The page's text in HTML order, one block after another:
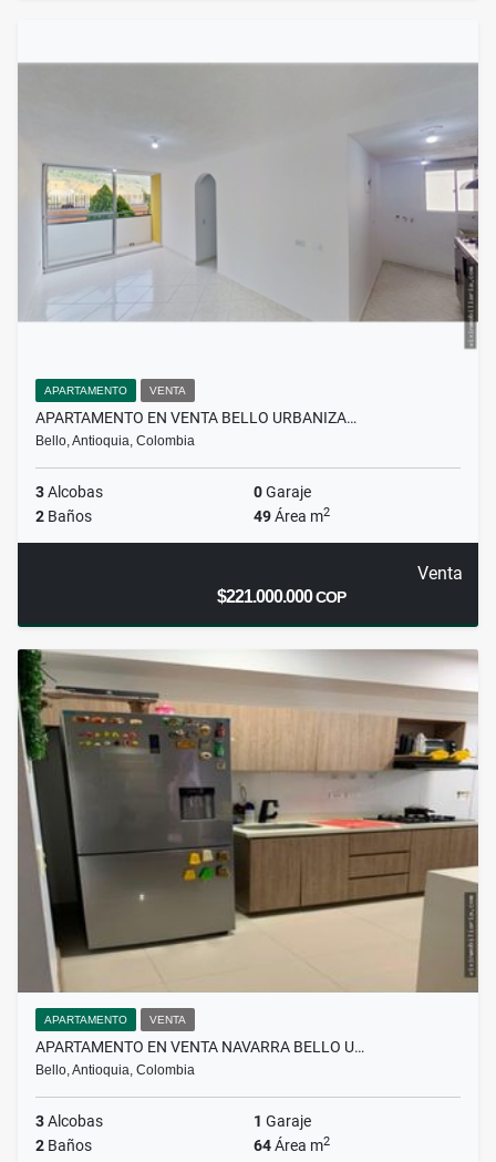
APARTAMENTO VENTA
APARTAMENTO EN VENTA BELLO URBANIZA…
Bello, Antioquia, Colombia
3Alcobas 0Garaje
2 Baños 49Área m2
Venta
$221.000.000COP
APARTAMENTO VENTA
APARTAMENTO EN VENTA NAVARRA BELLO U…
Bello, Antioquia, Colombia
3Alcobas 1 Garaje
2 Baños 64Área m2